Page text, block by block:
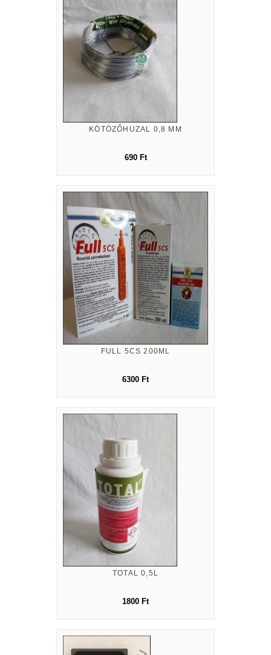
KÖTÖZŐHUZAL 0,8 MM
690 Ft
FULL 5CS 200ML
6300 Ft
TOTAL 0,5L
1800 Ft